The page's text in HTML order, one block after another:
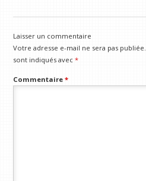
Laisser un commentaire
Votre adresse e-mail ne sera pas publiée.
sont indiqués avec*
Commentaire*